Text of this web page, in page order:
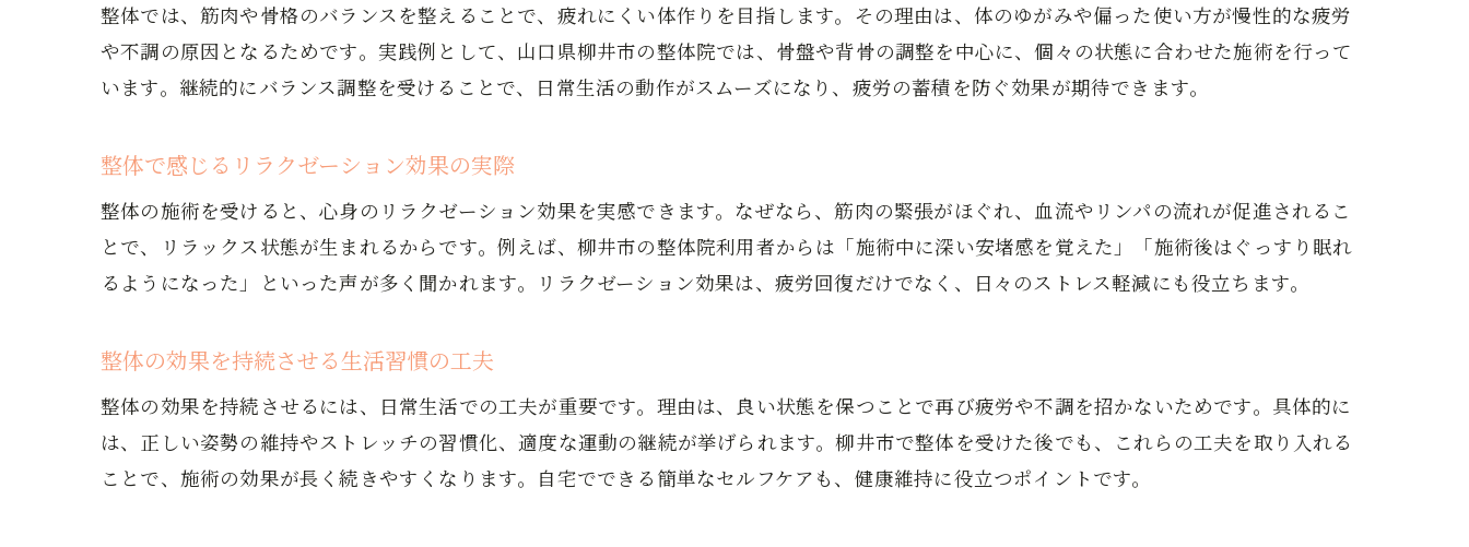
整体施術後に実感できる体の軽さとは
マッサージとの比較で整体の強みを知る
整体とカイロプラクティックの違いとは
柳井市の整体院口コミ活用術と注意点
整体院選びで確認すべき施術内容と特徴
整体の料金や費用対効果を知るポイント
整体では、筋肉や骨格のバランスを整えることで、疲れにくい体作りを目指します。その理由は、体のゆがみや偏った使い方が慢性的な疲労
や不調の原因となるためです。実践例として、山口県柳井市の整体院では、骨盤や背骨の調整を中心に、個々の状態に合わせた施術を行って
います。継続的にバランス調整を受けることで、日常生活の動作がスムーズになり、疲労の蓄積を防ぐ効果が期待できます。
整体で感じるリラクゼーション効果の実際
整体の施術を受けると、心身のリラクゼーション効果を実感できます。なぜなら、筋肉の緊張がほぐれ、血流やリンパの流れが促進されるこ
とで、リラックス状態が生まれるからです。例えば、柳井市の整体院利用者からは「施術中に深い安堵感を覚えた」「施術後はぐっすり眠れ
るようになった」といった声が多く聞かれます。リラクゼーション効果は、疲労回復だけでなく、日々のストレス軽減にも役立ちます。
整体の効果を持続させる生活習慣の工夫
整体の効果を持続させるには、日常生活での工夫が重要です。理由は、良い状態を保つことで再び疲労や不調を招かないためです。具体的に
は、正しい姿勢の維持やストレッチの習慣化、適度な運動の継続が挙げられます。柳井市で整体を受けた後でも、これらの工夫を取り入れる
ことで、施術の効果が長く続きやすくなります。自宅でできる簡単なセルフケアも、健康維持に役立つポイントです。